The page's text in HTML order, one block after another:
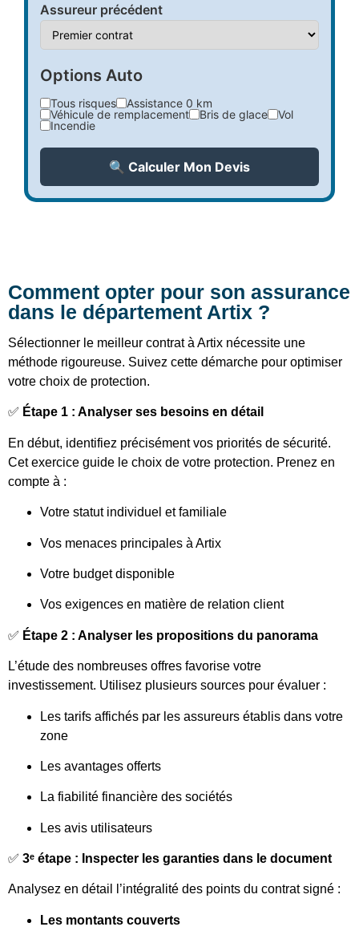
Assureur précédent
Options Auto
Tous risques
Assistance 0 km
Véhicule de remplacement
Bris de glace
Vol
Incendie
🔍 Calculer Mon Devis
Comment opter pour son assurance
dans le département Artix ?
Sélectionner le meilleur contrat à Artix nécessite une
méthode rigoureuse. Suivez cette démarche pour optimiser
votre choix de protection.
✅ Étape 1 : Analyser ses besoins en détail
En début, identifiez précisément vos priorités de sécurité.
Cet exercice guide le choix de votre protection. Prenez en
compte à :
Votre statut individuel et familiale
Vos menaces principales à Artix
Votre budget disponible
Vos exigences en matière de relation client
✅ Étape 2 : Analyser les propositions du panorama
L’étude des nombreuses offres favorise votre
investissement. Utilisez plusieurs sources pour évaluer :
Les tarifs affichés par les assureurs établis dans votre
zone
Les avantages offerts
La fiabilité financière des sociétés
Les avis utilisateurs
✅ 3ᵉ étape : Inspecter les garanties dans le document
Analysez en détail l’intégralité des points du contrat signé :
Les montants couverts